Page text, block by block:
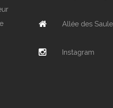
Allée des
Instagram